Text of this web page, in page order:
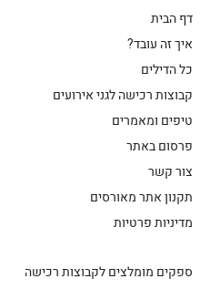
דף הבית
איך זה עובד?
כל הדילים
קבוצות רכישה לגני אירועים
טיפים ומאמרים
פרסום באתר
צור קשר
תקנון אתר מאורסים
מדיניות פרטיות
ספקים מומלצים לקבוצות רכישה